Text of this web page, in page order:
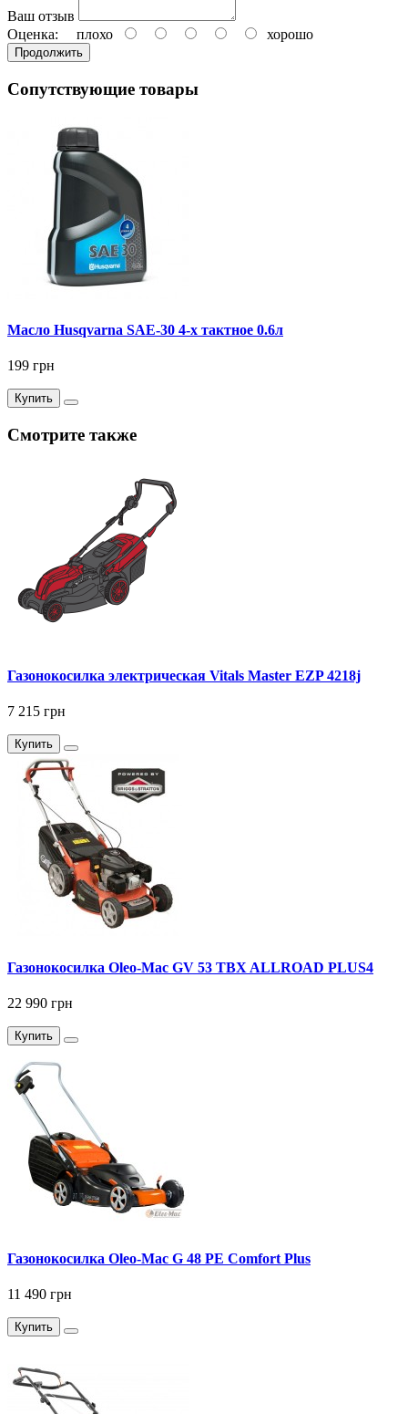
Ваш отзыв
Оценка: плохо хорошо
Продолжить
Сопутствующие товары
Масло Husqvarna SAE-30 4-х тактное 0.6л
199 грн
Купить
Смотрите также
Газонокосилка электрическая Vitals Master EZP 4218j
7 215 грн
Купить
Газонокосилка Оlео-Маc GV 53 TBX ALLROAD PLUS4
22 990 грн
Купить
Газонокосилка Оlео-Маc G 48 PE Comfort Plus
11 490 грн
Купить